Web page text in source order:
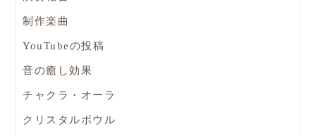
制作楽曲
YouTubeの投稿
音の癒し効果
チャクラ・オーラ
クリスタルボウル